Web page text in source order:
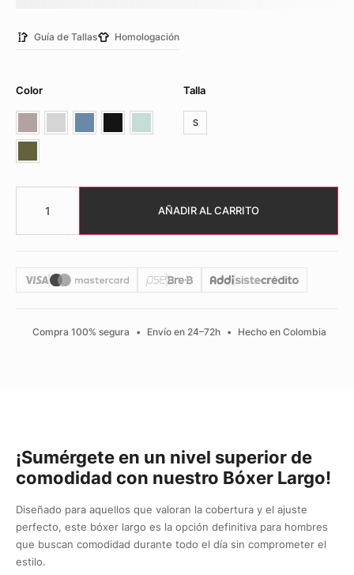
Guía de Tallas Homologación
Color Talla
S
AÑADIR AL CARRITO
Compra 100% segura • Envío en 24–72h • Hecho en Colombia
¡Sumérgete en un nivel superior de
comodidad con nuestro Bóxer Largo!
Diseñado para aquellos que valoran la cobertura y el ajuste
perfecto, este bóxer largo es la opción definitiva para hombres
que buscan comodidad durante todo el día sin comprometer el
estilo.